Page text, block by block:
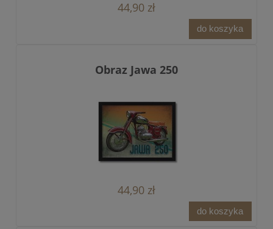
44,90 zł
do koszyka
Obraz Jawa 250
44,90 zł
do koszyka